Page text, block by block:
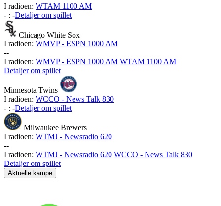
I radioen: WTAM 1100 AM
- : -Detaljer om spillet
Chicago White Sox
I radioen: WMVP - ESPN 1000 AM
--
I radioen: WMVP - ESPN 1000 AM WTAM 1100 AM
Detaljer om spillet
Minnesota Twins
I radioen: WCCO - News Talk 830
- : -Detaljer om spillet
Milwaukee Brewers
I radioen: WTMJ - Newsradio 620
--
I radioen: WTMJ - Newsradio 620 WCCO - News Talk 830
Detaljer om spillet
Aktuelle kampe